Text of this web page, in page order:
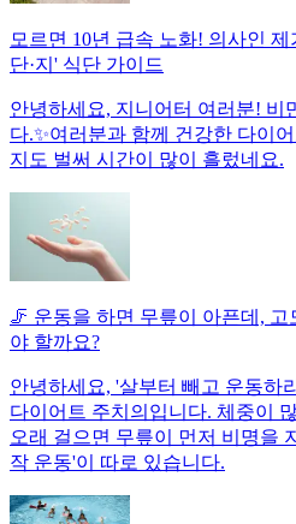
모르면 10년 급속 노화! 의사인
단·지' 식단 가이드
안녕하세요, 지니어터 여러분! 비
다.✨여러분과 함께 건강한 다이
지도 벌써 시간이 많이 흘렀네요.
🦵 운동을 하면 무릎이 아픈데,
야 할까요?
안녕하세요, '살부터 빼고 운동하
다이어트 주치의입니다. 체중이
오래 걸으면 무릎이 먼저 비명을
작 운동'이 따로 있습니다.